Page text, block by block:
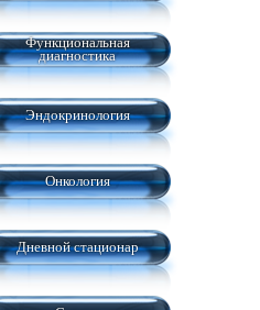
Функциональная
диагностика
Эндокринология
Онкология
Дневной стационар